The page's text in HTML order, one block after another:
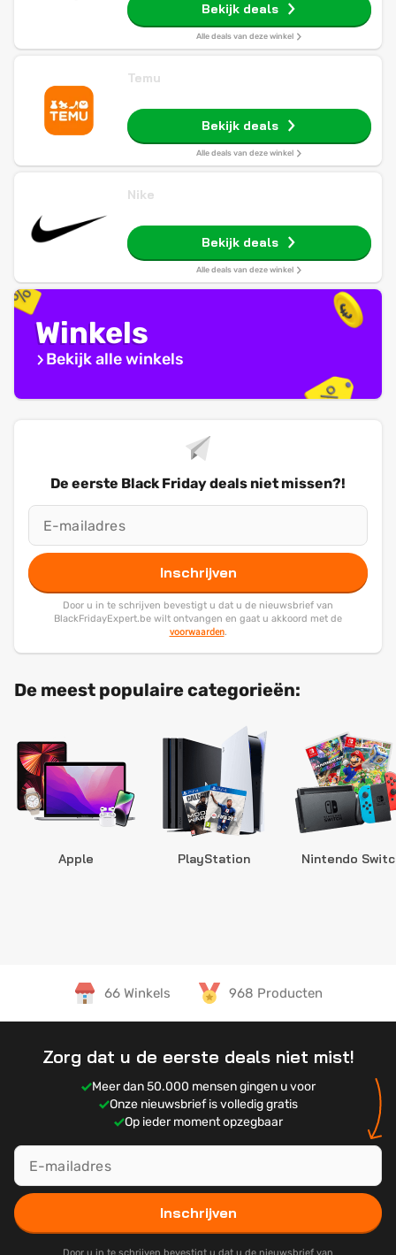
Bekijk deals
Alle deals van deze winkel
Temu
Bekijk deals
Alle deals van deze winkel
Nike
Bekijk deals
Alle deals van deze winkel
Winkels
Bekijk alle winkels
De eerste Black Friday deals niet missen?!
Inschrijven
Door u in te schrijven bevestigt u dat u de nieuwsbrief van
BlackFridayExpert.be wilt ontvangen en gaat u akkoord met de
voorwaarden.
De meest populaire categorieën:
Apple PlayStation Nintendo
66 Winkels 968 Producten
Zorg dat u de eerste deals niet mist!
Meer dan 50.000 mensen gingen u voor
Onze nieuwsbrief is volledig gratis
Op ieder moment opzegbaar
Inschrijven